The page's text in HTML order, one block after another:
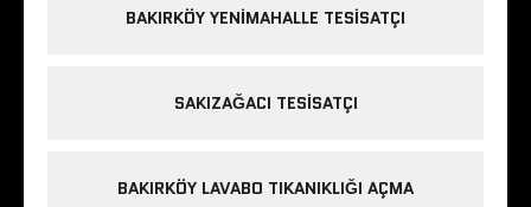
BAKIRKÖY YENIMAHALLE TESISATÇI
SAKIZAĞACI TESISATÇI
BAKIRKÖY LAVABO TIKANIKLIĞI AÇMA